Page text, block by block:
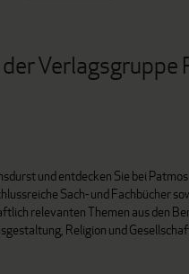
Verlagsgruppe
und entdecken Sie bei Patmos
Sach- und Fachbücher
relevanten Themen aus den
Religion und